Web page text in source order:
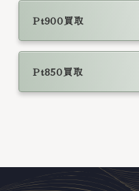
Pt900買取
Pt850買取